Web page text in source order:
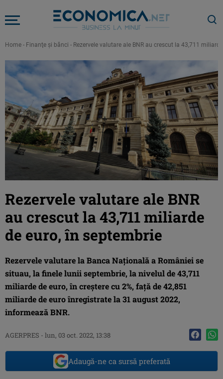
Home - Finanţe şi bănci - Rezervele valutare ale BNR au crescut la 43,711
Rezervele valutare ale BNR
au crescut la 43,711 miliarde
de euro, în septembrie
Rezervele valutare la Banca Naţională a României se
situau, la finele lunii septembrie, la nivelul de 43,711
miliarde de euro, în creştere cu 2%, faţă de 42,851
miliarde de euro înregistrate la 31 august 2022,
informează BNR.
AGERPRES - lun, 03 oct. 2022, 13:38
Adaugă-ne ca sursă preferată